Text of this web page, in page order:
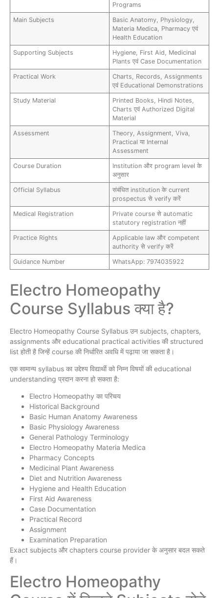
Programs
Main Subjects
Basic Anatomy, Physiology,
Materia Medica, Pharmacy एवं
Health Education
Supporting Subjects
Hygiene, First Aid, Medicinal
Plants एवं Case Documentation
Practical Work
Charts, Records, Assignments
एवं Educational Demonstrations
Study Material
Printed Books, Hindi Notes,
Charts एवं Authorized Digital
Material
Assessment
Theory, Assignment, Viva,
Practical या Internal
Assessment
Course Duration
Institution और program level के
अनुसार
Official Syllabus
संबंधित institution के current
prospectus से verify करें
Medical Registration
Private course से automatic
statutory registration नहीं
Practice Rights
Applicable law और competent
authority से verify करें
Guidance Number WhatsApp: 7974035922
Electro Homeopathy
Course Syllabus क्या है?
Electro Homeopathy Course Syllabus उन subjects, chapters,
assignments और educational practical activities की structured
list होती है जिन्हें course की निर्धारित अवधि में पढ़ाया जा सकता है।
एक सामान्य syllabus का उद्देश्य विद्यार्थी को निम्न विषयों की educational
understanding प्रदान करना हो सकता है:
Electro Homeopathy का परिचय
Historical Background
Basic Human Anatomy Awareness
Basic Physiology Awareness
General Pathology Terminology
Electro Homeopathy Materia Medica
Pharmacy Concepts
Medicinal Plant Awareness
Diet and Nutrition Awareness
Hygiene and Health Education
First Aid Awareness
Case Documentation
Practical Record
Assignment
Examination Preparation
Exact subjects और chapters course provider के अनुसार बदल सकते
हैं।
Electro Homeopathy